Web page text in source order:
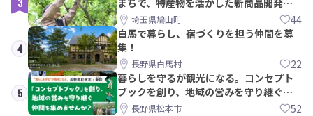
PRメンバー募集！
埼玉県鳩山町 44
4
白馬で暮らし、宿づくりを担う仲間を募
集！
長野県白馬村 22
5
暮らしを守るが観光になる。コンセプト
ブックを創り、地域の営みを守り継ぐ仲
間を集めませんか？
長野県松本市 52